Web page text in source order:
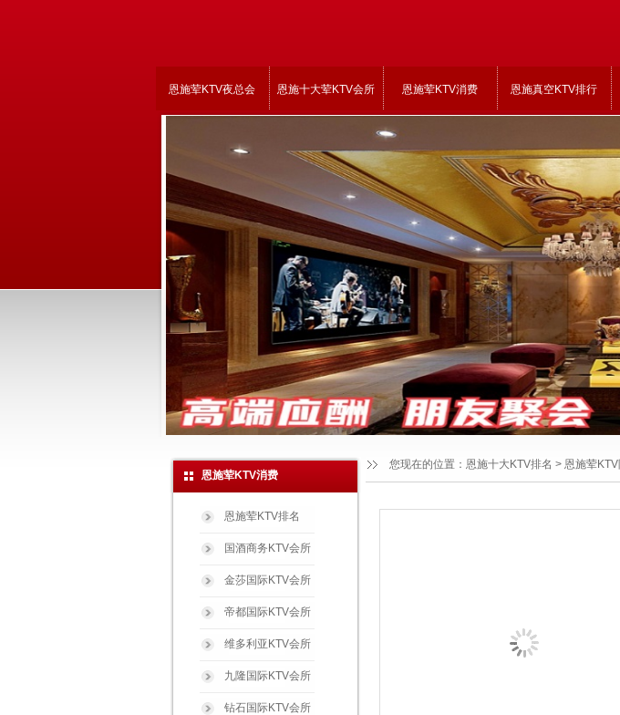
恩施荤KTV夜总会 恩施十大荤KTV会所 恩施荤KTV消费 恩施真空KTV排行
恩施荤KTV消费
恩施荤KTV排名
国酒商务KTV会所
金莎国际KTV会所
帝都国际KTV会所
维多利亚KTV会所
九隆国际KTV会所
钻石国际KTV会所
您现在的位置： 恩施十大KTV排名 > 恩施荤